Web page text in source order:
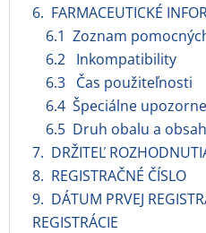
6. FARMACEUTICKÉ
6.1 Zoznam
6.2 Inkompatibility
6.3 Čas použiteľnosti
6.4 Špeciálne
6.5 Druh obalu a
7. DRŽITEĽ
8. REGISTRAČNÉ ČÍSLO
9. DÁTUM PRVEJ
REGISTRÁCIE